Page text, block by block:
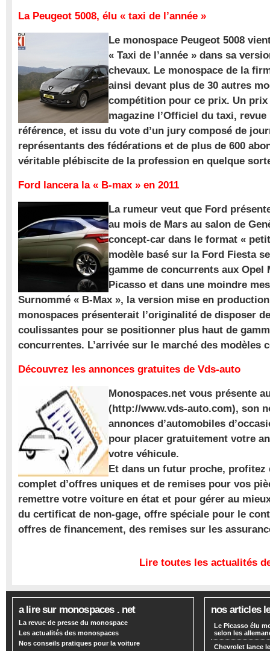
La Peugeot 5008, élu « taxi de l’année »
Le monospace Peugeot 5008
« Taxi de l’année » dans sa
chevaux. Le monospace de la
ainsi devant plus de 30 autres
compétition pour ce prix. Un
magazine l’Officiel du taxi,
référence, et issu du vote d’un jury composé de
représentants des fédérations et de plus de 600
véritable plébiscite de la profession en quelque
Ford lancera la « B-max » en 2011
La rumeur veut que Ford
au mois de Mars au salon de
concept-car dans le format «
modèle basé sur la Ford Fiesta
gamme de concurrents aux Opel
Picasso et dans une moindre
Surnommé « B-Max », la version mise en
monospaces présenterait l’originalité de disposer
coulissantes pour se positionner plus haut de
concurrentes. L’arrivée sur le marché des modèles
Découvrez les annonces gratuites de Vds-auto
Monospaces.net vous présente
(http://www.vds-auto.com), son
annonces d’automobiles
pour placer gratuitement votre
votre véhicule.
Et dans un futur proche, profitez
complet d’offres uniques et de remises pour vos
remettre votre voiture en état et pour gérer au
du certificat de non-gage, offre spéciale pour le
offres de financement, des remises sur les
Lire toutes les actualités
a lire sur monospaces . net
La revue de presse du monospace
Les actualités des monospaces
Nos conseils pratiques pour la voiture
nos articles
Le Picasso élu
selon les
Chevrolet lance